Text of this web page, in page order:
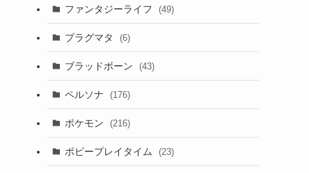
ファンタジーライフ (49)
プラグマタ (6)
ブラッドボーン (43)
ペルソナ (176)
ポケモン (216)
ポピープレイタイム (23)